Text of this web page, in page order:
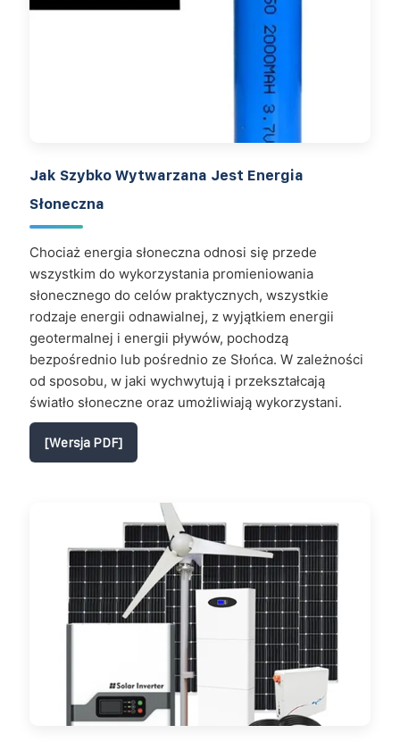
Jak Szybko Wytwarzana Jest Energia
Słoneczna
Chociaż energia słoneczna odnosi się przede
wszystkim do wykorzystania promieniowania
słonecznego do celów praktycznych, wszystkie
rodzaje energii odnawialnej, z wyjątkiem energii
geotermalnej i energii pływów, pochodzą
bezpośrednio lub pośrednio ze Słońca. W zależności
od sposobu, w jaki wychwytują i przekształcają
światło słoneczne oraz umożliwiają wykorzystani.
[Wersja PDF]